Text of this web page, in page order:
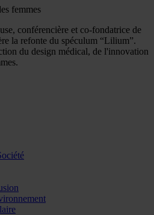
femmes
conférencière et co-fondatrice de
la refonte du spéculum “Lilium”.
du design médical, de l'innovation